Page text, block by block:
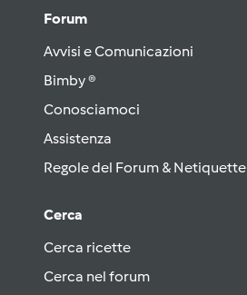
Forum
Avvisi e Comunicazioni
Bimby ®
Conosciamoci
Assistenza
Regole del Forum & Netiquette
Cerca
Cerca ricette
Cerca nel forum